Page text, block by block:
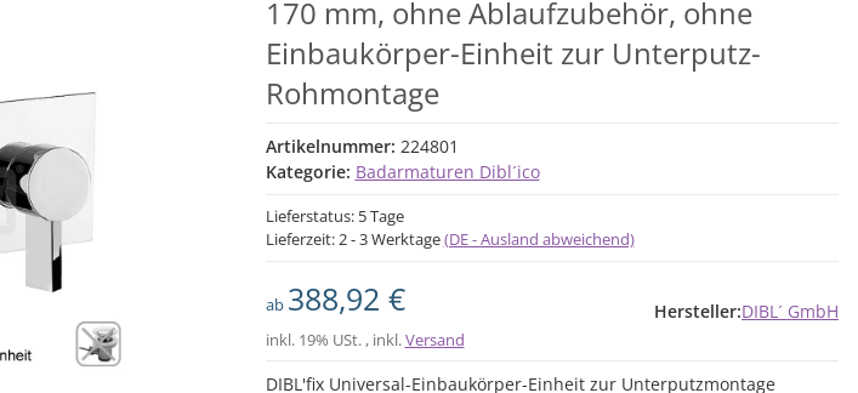
170 mm, ohne Ablaufzubehör, ohne
Einbaukörper-Einheit zur Unterputz-
Rohmontage
Artikelnummer: 224801
Kategorie: Badarmaturen Dibl´ico
Lieferstatus: 5 Tage
Lieferzeit:2 - 3 Werktage(DE - Ausland abweichend)
ab 388,92 €
inkl. 19% USt. , inkl.Versand
Hersteller:DIBL´ GmbH
DIBL'fix Universal-Einbaukörper-Einheit zur Unterputzmontage